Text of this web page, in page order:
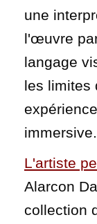
une
l'œuvre
langage
les limites
immersive.
L'artiste
Alarcon
collection